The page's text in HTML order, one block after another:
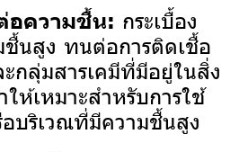
อความชื้น: กระเบื้อง
นสูง ทนต่อการติดเชื้อ
กลุ่มสารเคมีที่มีอยู่ในสิ่ง
ห้เหมาะสำหรับการใช้
บริเวณที่มีความชื้นสูง